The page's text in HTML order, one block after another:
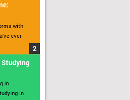
with
ever
Studying
in
in